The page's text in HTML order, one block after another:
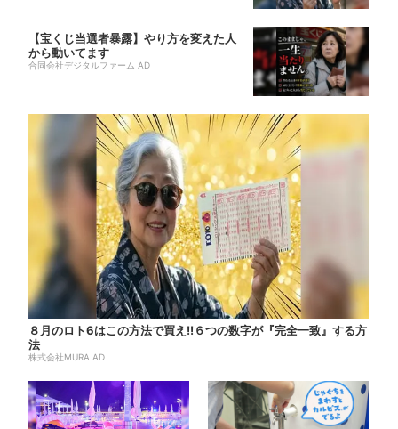
【宝くじ当選者暴露】やり方を変えた人
から動いてます
合同会社デジタルファーム AD
８月のロト6はこの方法で買え!!６つの数字が『完全一致』する方
法
株式会社MURA AD